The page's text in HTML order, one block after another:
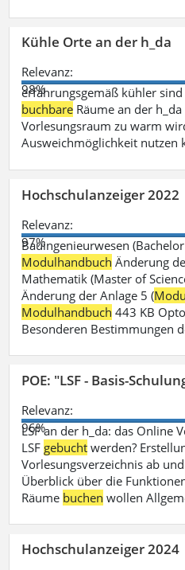
Kühle Orte an der h_da
Relevanz:
98%
erfahrungsgemäß kühler
buchbare Räume an der h_da
Vorlesungsraum zu warm
Ausweichmöglichkeit nutzen
Hochschulanzeiger 2022
Relevanz:
97%
Bauingenieurwesen
Modulhandbuch Änderung
Mathematik (Master of
Änderung der Anlage 5 (
Modulhandbuch 443 KB
Besonderen Bestimmungen
POE: "LSF - Basis-
Relevanz:
96%
LSF an der h_da: das Online
LSF gebucht werden?
Vorlesungsverzeichnis ab
Überblick über die
Räume buchen wollen
Hochschulanzeiger 2024